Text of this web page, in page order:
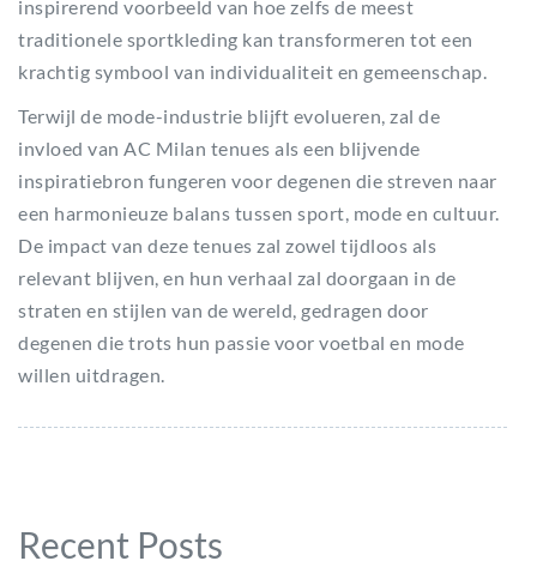
inspirerend voorbeeld van hoe zelfs de meest
traditionele sportkleding kan transformeren tot een
krachtig symbool van individualiteit en gemeenschap.
Terwijl de mode-industrie blijft evolueren, zal de
invloed van AC Milan tenues als een blijvende
inspiratiebron fungeren voor degenen die streven naar
een harmonieuze balans tussen sport, mode en cultuur.
De impact van deze tenues zal zowel tijdloos als
relevant blijven, en hun verhaal zal doorgaan in de
straten en stijlen van de wereld, gedragen door
degenen die trots hun passie voor voetbal en mode
willen uitdragen.
Recent Posts